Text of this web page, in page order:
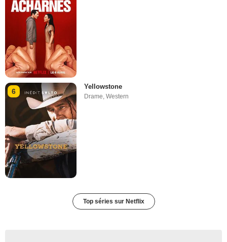
6
Yellowstone
Drame,Western
Top séries sur Netflix